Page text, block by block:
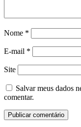
Nome *
E-mail *
Site
Salvar meus dados
comentar.